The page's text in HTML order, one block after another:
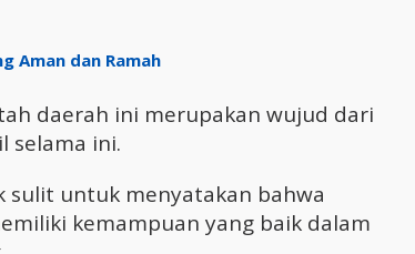
Aman dan Ramah
daerah ini merupakan wujud dari
selama ini.
sulit untuk menyatakan bahwa
kemampuan yang baik dalam